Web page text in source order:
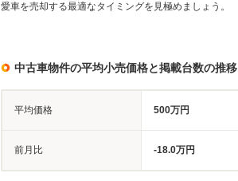
愛車を売却する最適なタイミングを見極めましょう。
中古車物件の平均小売価格と掲載台数の推移
平均価格 500万円
前月比 -18.0万円